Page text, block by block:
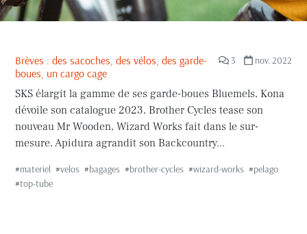
3 nov. 2022
Brèves : des sacoches, des vélos, des garde-
boues, un cargo cage
SKS élargit la gamme de ses garde-boues Bluemels, Kona
dévoile son catalogue 2023, Brother Cycles tease son
nouveau Mr Wooden, Wizard Works fait dans le sur-
mesure, Apidura agrandit son Backcountry...
#materiel #velos #bagages #brother-cycles #wizard-works #pelago
#top-tube